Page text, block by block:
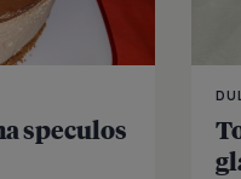
speculos